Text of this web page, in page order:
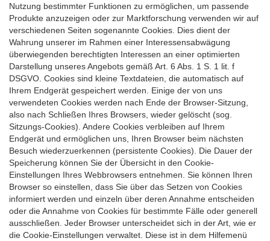
Nutzung bestimmter Funktionen zu ermöglichen, um passende
Produkte anzuzeigen oder zur Marktforschung verwenden wir auf
verschiedenen Seiten sogenannte Cookies. Dies dient der
Wahrung unserer im Rahmen einer Interessensabwägung
überwiegenden berechtigten Interessen an einer optimierten
Darstellung unseres Angebots gemäß Art. 6 Abs. 1 S. 1 lit. f
DSGVO. Cookies sind kleine Textdateien, die automatisch auf
Ihrem Endgerät gespeichert werden. Einige der von uns
verwendeten Cookies werden nach Ende der Browser-Sitzung,
also nach Schließen Ihres Browsers, wieder gelöscht (sog.
Sitzungs-Cookies). Andere Cookies verbleiben auf Ihrem
Endgerät und ermöglichen uns, Ihren Browser beim nächsten
Besuch wiederzuerkennen (persistente Cookies). Die Dauer der
Speicherung können Sie der Übersicht in den Cookie-
Einstellungen Ihres Webbrowsers entnehmen. Sie können Ihren
Browser so einstellen, dass Sie über das Setzen von Cookies
informiert werden und einzeln über deren Annahme entscheiden
oder die Annahme von Cookies für bestimmte Fälle oder generell
ausschließen. Jeder Browser unterscheidet sich in der Art, wie er
die Cookie-Einstellungen verwaltet. Diese ist in dem Hilfemenü